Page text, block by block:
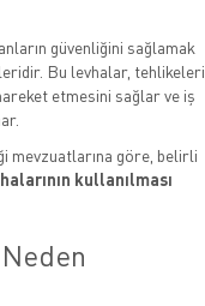
güvenliğini sağlamak
Bu levhalar, tehlikeleri
etmesini sağlar ve iş
mevzuatlarına göre, belirli
kullanılması